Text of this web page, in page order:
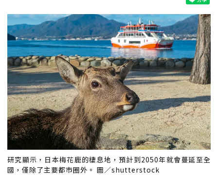
研究顯示，日本梅花鹿的棲息地，預計到2050年就會蔓延至全
國，僅除了主要都市圈外。 圖／shutterstock